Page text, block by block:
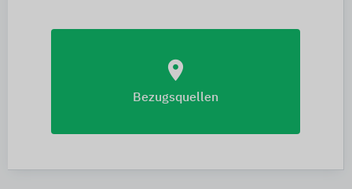
location_on
Bezugsquellen